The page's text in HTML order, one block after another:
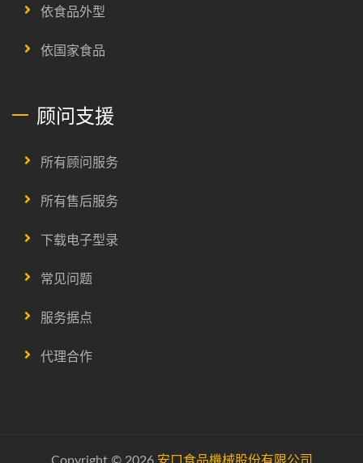
依食品外型
依国家食品
顾问支援
所有顾问服务
所有售后服务
下载电子型录
常见问题
服务据点
代理合作
Copyright © 2026 安口食品機械股份有限公司